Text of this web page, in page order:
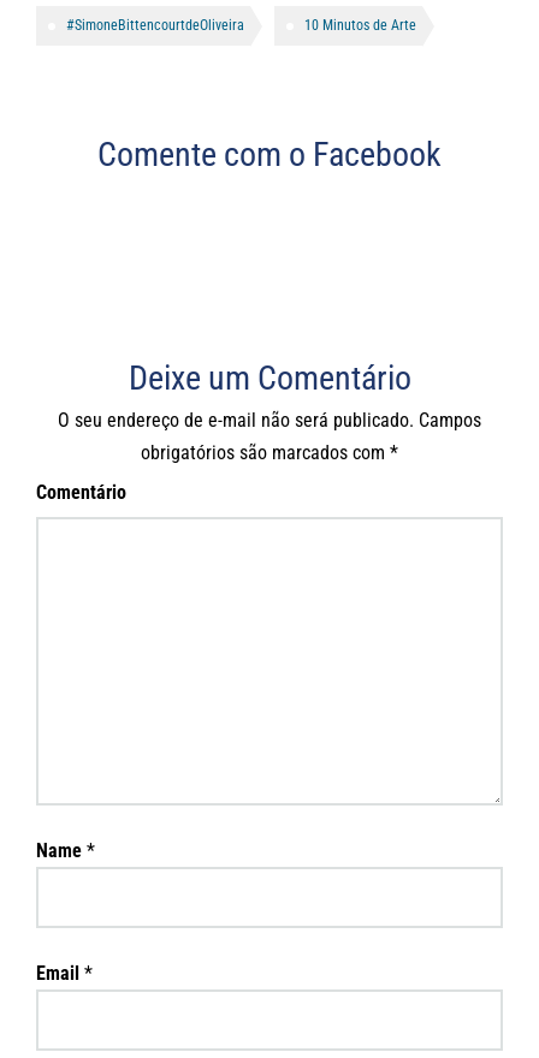
#SimoneBittencourtdeOliveira 10 Minutos de Arte
Comente com o Facebook
Deixe um Comentário
O seu endereço de e-mail não será publicado. Campos
obrigatórios são marcados com *
Comentário
Name *
Email *